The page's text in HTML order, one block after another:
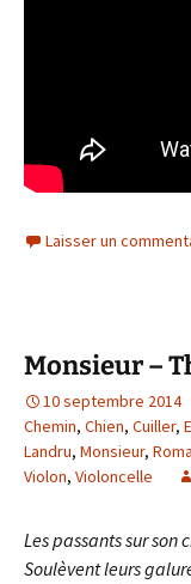
Laisser un
Monsieur –
10 septembre 2014
Chemin, Chien, Cuiller,
Landru, Monsieur,
Violon, Violoncelle
Les passants sur son
Soulèvent leurs